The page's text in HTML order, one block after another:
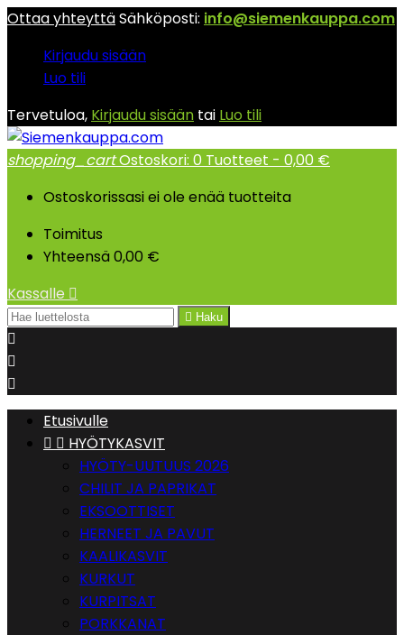
Ottaa yhteyttäSähköposti: info@siemenkauppa.com
Kirjaudu sisään
Luo tili
Tervetuloa, Kirjaudu sisään tai Luo tili
shopping_cartOstoskori: 0 Tuotteet - 0,00 €
Ostoskorissasi ei ole enää tuotteita
Toimitus
Yhteensä0,00 €
Kassalle 
 Haku



Etusivulle
  HYÖTYKASVIT
HYÖTY-UUTUUS 2026
CHILIT JA PAPRIKAT
EKSOOTTISET
HERNEET JA PAVUT
KAALIKASVIT
KURKUT
KURPITSAT
PORKKANAT